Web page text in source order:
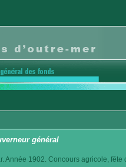
général
1902. Concours agricole, fête